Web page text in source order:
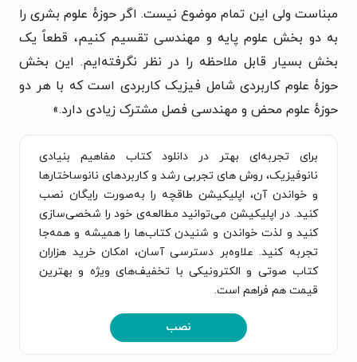
مبناست ولی این تمام موضوع نیست. اگر حوزهٔ علوم بشری را
به دو بخش علوم پایه و مهندسی تقسیم کنیم، قطعاً یک
بخش بسیار قابل ملاحظه را در نظر نگرفته‌ایم. این بخش
حوزهٔ علوم کاربردی شامل فیزیک کاربردی است که با هر دو
حوزهٔ علوم محض و مهندسی فصل مشترک زیادی دارد.»
برای تجربه‌ای بهتر در دانلود کتاب مفاهیم بنیادی
نانوفیزیک، روش های تجربی رشد و کاربردهای نانوساختارها
و خواندن آن، اپلیکیشن طاقچه را به‌صورت رایگان نصب
کنید. در اپلیکیشن می‌توانید مطالعه‌ی خود را شخصی‌سازی
کنید و لذت خواندن و شنیدن کتاب‌ها را همیشه و همه‌جا
تجربه کنید. علاوه‌بر دسترسی آسان، امکان خرید هزاران
کتاب صوتی و الکترونیکی با تخفیف‌های ویژه و بهترین
قیمت هم فراهم است.
نصب